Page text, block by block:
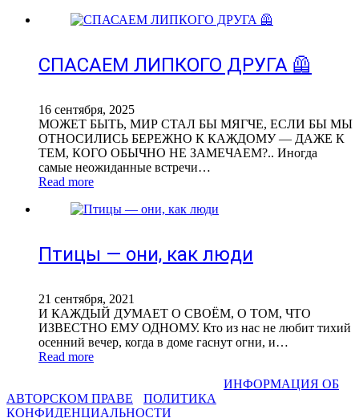
СПАСАЕМ ЛИПКОГО ДРУГА 🦺
16 сентября, 2025
МОЖЕТ БЫТЬ, МИР СТАЛ БЫ МЯГЧЕ, ЕСЛИ БЫ МЫ
ОТНОСИЛИСЬ БЕРЕЖНО К КАЖДОМУ — ДАЖЕ К
ТЕМ, КОГО ОБЫЧНО НЕ ЗАМЕЧАЕМ?.. Иногда
самые неожиданные встречи…
Read more
Птицы — они, как люди
21 сентября, 2021
И КАЖДЫЙ ДУМАЕТ О СВОЁМ, О ТОМ, ЧТО
ИЗВЕСТНО ЕМУ ОДНОМУ. Кто из нас не любит тихий
осенний вечер, когда в доме гаснут огни, и…
Read more
ИНФОРМАЦИЯ ОБ
АВТОРСКОМ ПРАВЕ
ПОЛИТИКА
КОНФИДЕНЦИАЛЬНОСТИ